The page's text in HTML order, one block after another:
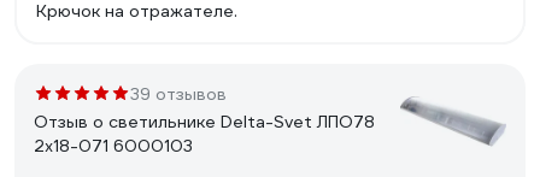
Крючок на отражателе.
39 отзывов
Отзыв о светильнике Delta-Svet ЛПО78
2х18-071 6000103